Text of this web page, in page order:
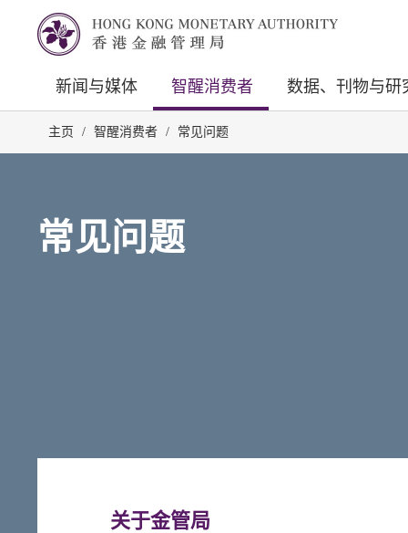
新闻与媒体 智醒消费者 数据、刊物与研
主页 / 智醒消费者 / 常见问题
常见问题
关于金管局